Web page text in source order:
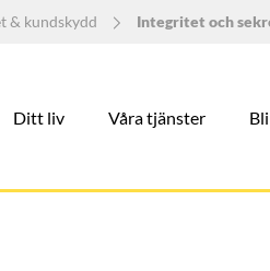
& kundskydd Integritet och
Ditt liv Våra tjänster